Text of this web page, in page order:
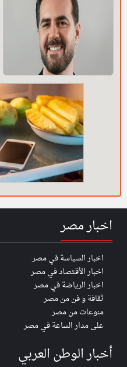
اخبار مصر
اخبار السياسة في مصر
اخبار الأقتصاد في مصر
اخبار الرياضة في مصر
ثقافة و فن من مصر
منوعات من مصر
على مدار الساعة في مصر
أخبار الوطن العربي